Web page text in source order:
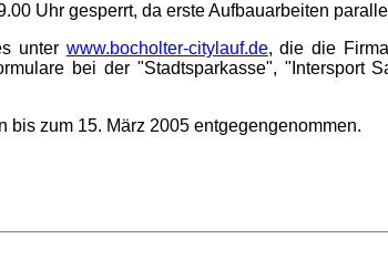
Uhr gesperrt, da erste Aufbauarbeiten
unter www.bocholter-citylauf.de, die die
bei der "Stadtsparkasse", "Intersport
zum 15. März 2005 entgegengenommen.